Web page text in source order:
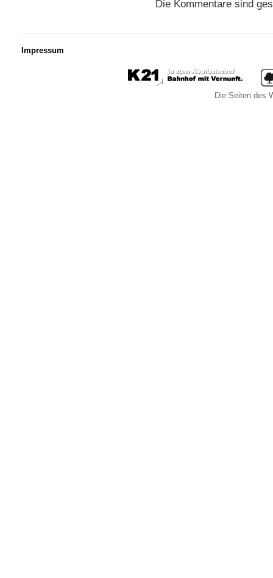
Die Kommentare sind
Impressum
Die Seiten des